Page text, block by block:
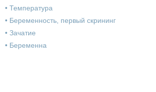
• Температура
• Беременность, первый скрининг
• Зачатие
• Беременна